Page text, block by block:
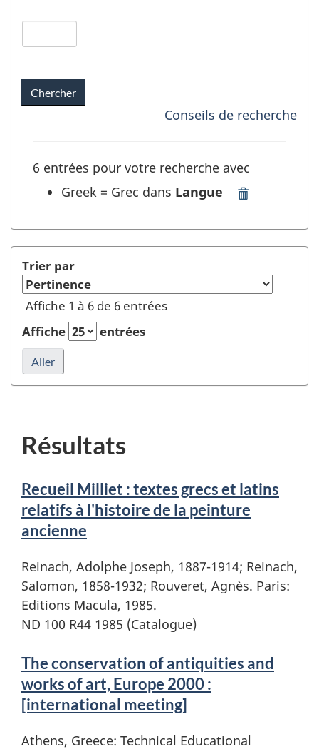
pour
champs
2
Date
Conseils de recherche
6 entrées pour votre recherche avec
Greek = Grec dans Langue
=
Grec"
Langue
et
Trier par
Affiche 1 à 6 de 6 entrées
Affiche
entrées
Résultats
Recueil Milliet : textes grecs et latins
relatifs à l'histoire de la peinture
ancienne
Reinach, Adolphe Joseph, 1887-1914; Reinach,
Salomon, 1858-1932; Rouveret, Agnès. Paris:
Editions Macula, 1985.
ND 100 R44 1985 (Catalogue)
The conservation of antiquities and
works of art, Europe 2000 :
[international meeting]
Athens, Greece: Technical Educational